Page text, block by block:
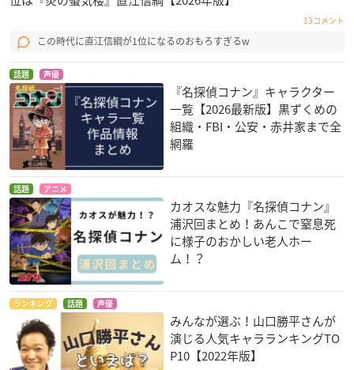
13コメント
この時代に直江信綱が1位になるのおもろすぎるw
話題 声優
『名探偵コナン』キャラクター
一覧【2026最新版】黒ずくめの
組織・FBI・公安・赤井家まで全
網羅
話題 アニメ
カオスな魅力『名探偵コナン』
浦沢回まとめ！あんこで窒息死
に様子のおかしい老人ホー
ム！？
ランキング 話題 声優
みんなが選ぶ！山口勝平さんが
演じる人気キャラランキングTO
P10【2022年版】